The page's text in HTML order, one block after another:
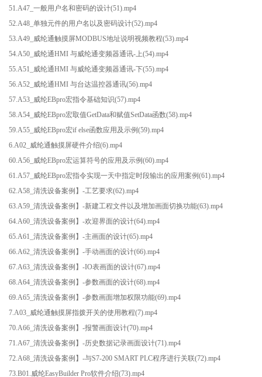
51.A47_一般用户名和密码的设计(51).mp4
52.A48_单独元件的用户名以及密码设计(52).mp4
53.A49_威纶通触摸屏MODBUS地址说明视频教程(53).mp4
54.A50_威纶通HMI 与威纶通变频器通讯-上(54).mp4
55.A51_威纶通HMI 与威纶通变频器通讯-下(55).mp4
56.A52_威纶通HMI 与台达温控器通讯(56).mp4
57.A53_威纶EBpro宏指令基础知识(57).mp4
58.A54_威纶EBpro宏取值GetData和赋值SetData函数(58).mp4
59.A55_威纶EBpro宏if else函数应用及示例(59).mp4
6.A02_威纶通触摸屏硬件介绍(6).mp4
60.A56_威纶EBpro宏运算符号的应用及示例(60).mp4
61.A57_威纶EBpro宏指令实现一天中指定时段输出的应用案例(61).mp4
62.A58_清洗设备案例】-工艺要求(62).mp4
63.A59_清洗设备案例】-新建工程文件以及增加画面切换功能(63).mp4
64.A60_清洗设备案例】-欢迎界面的设计(64).mp4
65.A61_清洗设备案例】-主画面的设计(65).mp4
66.A62_清洗设备案例】-手动画面的设计(66).mp4
67.A63_清洗设备案例】-IO表画面的设计(67).mp4
68.A64_清洗设备案例】-参数画面的设计(68).mp4
69.A65_清洗设备案例】-参数画面增加权限功能(69).mp4
7.A03_威纶通触摸屏指拨开关的使用教程(7).mp4
70.A66_清洗设备案例】-报警画面设计(70).mp4
71.A67_清洗设备案例】-历史数据记录画面设计(71).mp4
72.A68_清洗设备案例】-与S7-200 SMART PLC程序进行关联(72).mp4
73.B01.威纶EasyBuilder Pro软件介绍(73).mp4